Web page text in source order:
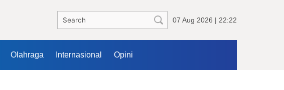
07 Aug 2026 | 22:22
Olahraga Internasional Opini